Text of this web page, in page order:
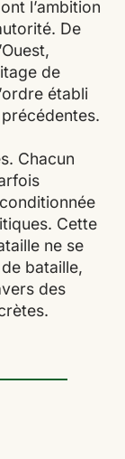
l’ambition
De
de
établi
Chacun
Cette
ne se
bataille,
des